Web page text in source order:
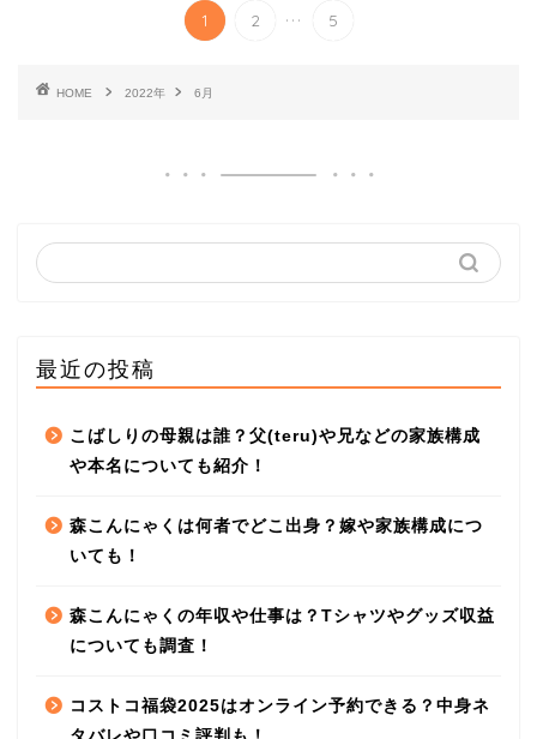
1 2 ... 5
HOME 2022年 6月
最近の投稿
こばしりの母親は誰？父(teru)や兄などの家族構成
や本名についても紹介！
森こんにゃくは何者でどこ出身？嫁や家族構成につ
いても！
森こんにゃくの年収や仕事は？Tシャツやグッズ収益
についても調査！
コストコ福袋2025はオンライン予約できる？中身ネ